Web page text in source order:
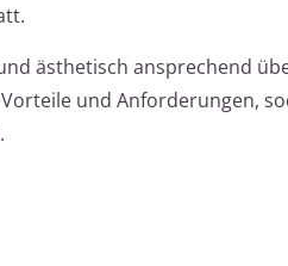
ästhetisch ansprechend
und Anforderungen,